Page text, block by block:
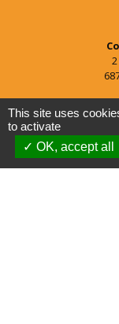
This site uses
to activate
OK, accept all